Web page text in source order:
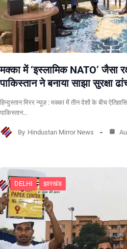
मक्का में ‘इस्लामिक NATO’ जैसा
पाकिस्तान ने बनाया साझा सुरक्षा
हिन्दुस्तान मिरर न्यूज़ : मक्का में तीन देशों के बीच
पाकिस्तान…
By Hindustan Mirror News
DELHI झारखंड